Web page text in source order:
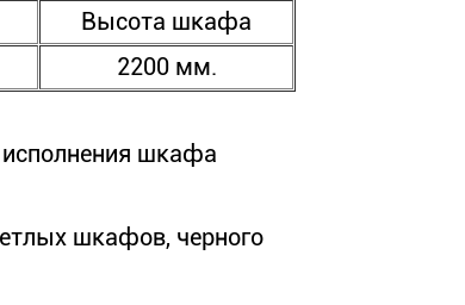
Высота шкафа
2200 мм.
исполнения шкафа
шкафов, черного